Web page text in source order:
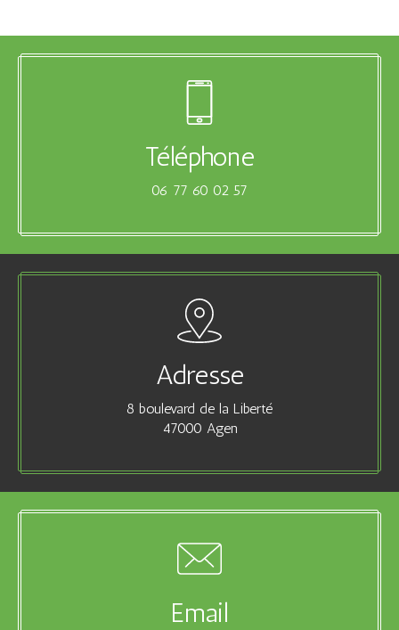
Téléphone
06 77 60 02 57
Adresse
8 boulevard de la Liberté
47000 Agen
Email